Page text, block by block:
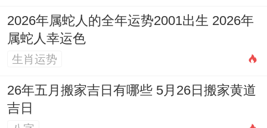
接依恋略有减少，此为成长自然过程，家长
需注意其校园人际关系，引导其学会分享与
解决小冲突，家庭内部，父母间与谐的关系
是孩子感受「感情运势」最直接的晴雨表，
为其提供稳定的情感支持环境至关重要。
2026年属蛇人的全年运势2001出生 2026年
属蛇人幸运色
生肖运势
26年五月搬家吉日有哪些 5月26日搬家黄道
吉日